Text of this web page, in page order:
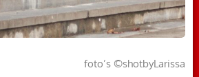
foto’s ©shotbyLarissa